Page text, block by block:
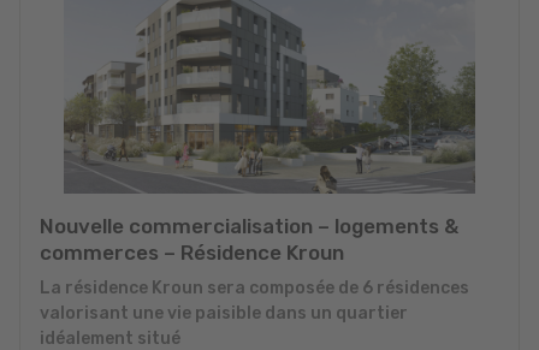
Nouvelle commercialisation – logements &
commerces – Résidence Kroun
La résidence Kroun sera composée de 6 résidences
valorisant une vie paisible dans un quartier
idéalement situé